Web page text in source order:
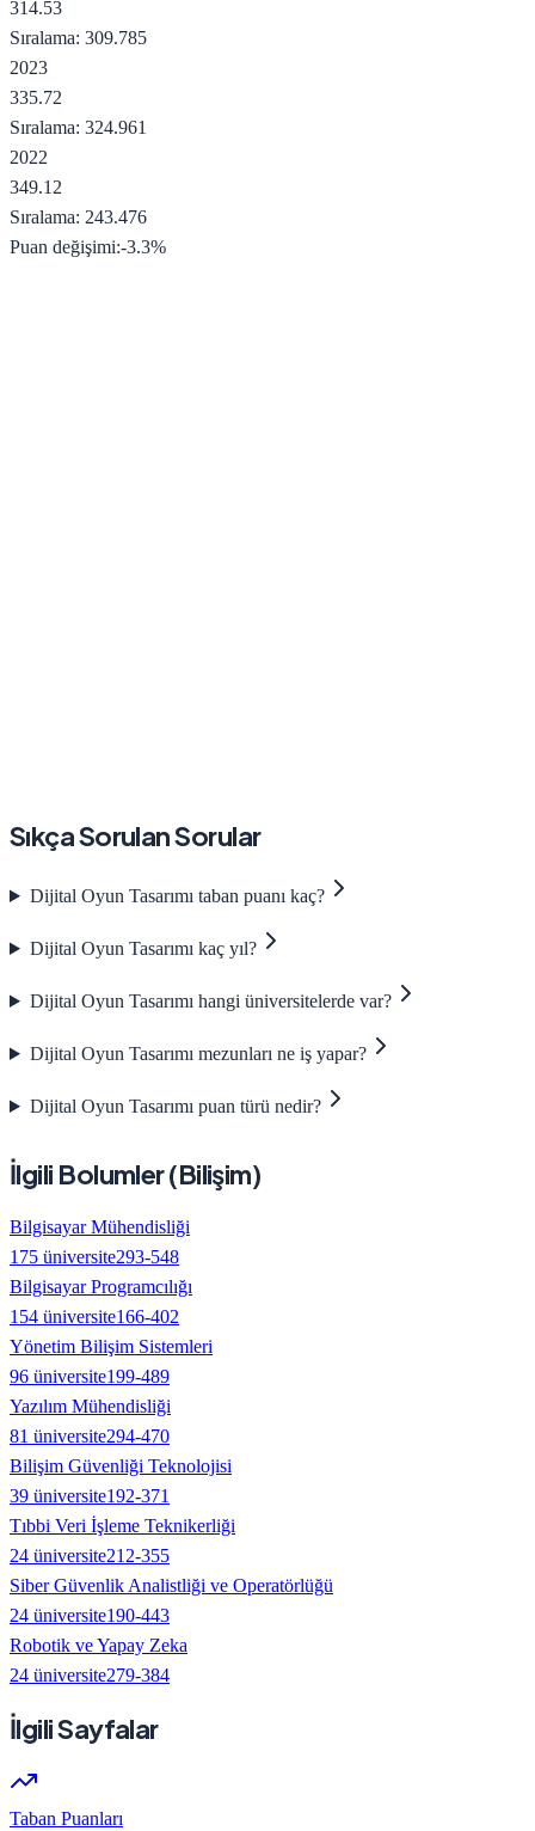
314.53
Sıralama: 309.785
2023
335.72
Sıralama: 324.961
2022
349.12
Sıralama: 243.476
Puan değişimi:-3.3%
Sıkça Sorulan Sorular
Dijital Oyun Tasarımı taban puanı kaç?
Dijital Oyun Tasarımı kaç yıl?
Dijital Oyun Tasarımı hangi üniversitelerde var?
Dijital Oyun Tasarımı mezunları ne iş yapar?
Dijital Oyun Tasarımı puan türü nedir?
İlgili Bolumler (Bilişim)
Bilgisayar Mühendisliği
175 üniversite293-548
Bilgisayar Programcılığı
154 üniversite166-402
Yönetim Bilişim Sistemleri
96 üniversite199-489
Yazılım Mühendisliği
81 üniversite294-470
Bilişim Güvenliği Teknolojisi
39 üniversite192-371
Tıbbi Veri İşleme Teknikerliği
24 üniversite212-355
Siber Güvenlik Analistliği ve Operatörlüğü
24 üniversite190-443
Robotik ve Yapay Zeka
24 üniversite279-384
İlgili Sayfalar
Taban Puanları